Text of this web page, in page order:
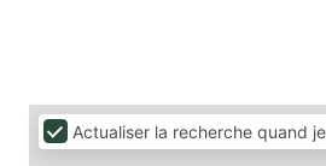
Actualiser la recherche quand